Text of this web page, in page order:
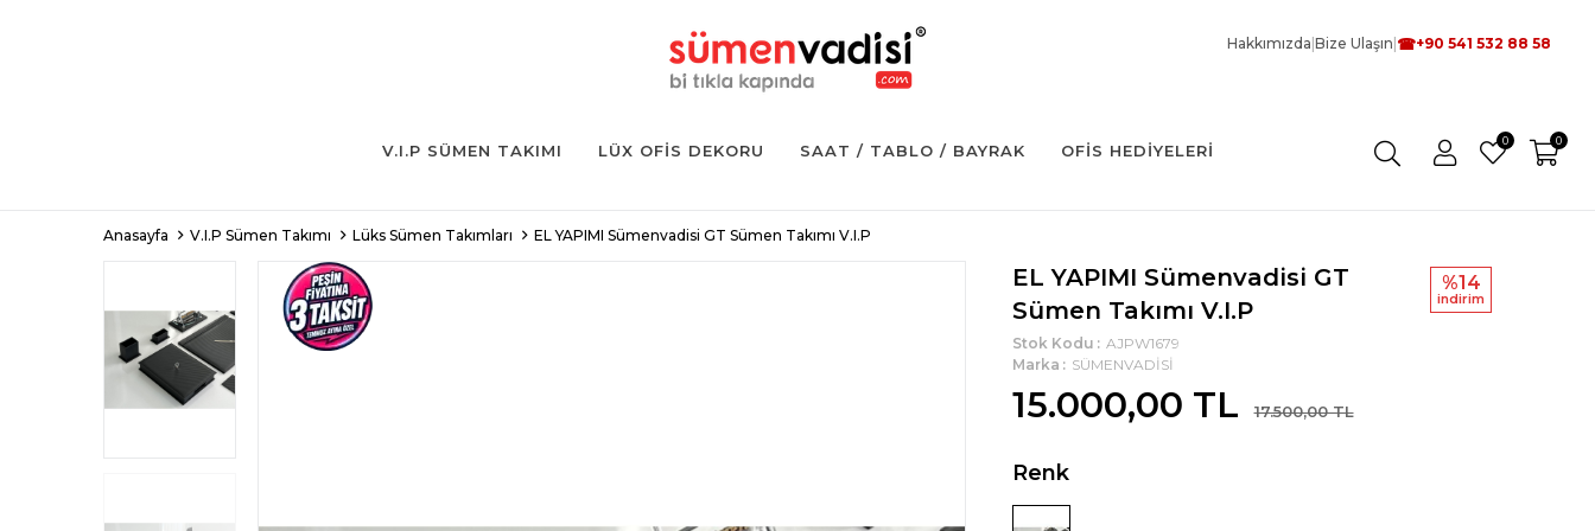
V.I.P SÜMEN TAKIMI LÜX OFIS DEKORU SAAT / TABLO / BAYRAK OFIS HEDIYELERI
0 0
Anasayfa V.I.P Sümen Takımı Lüks Sümen Takımları EL YAPIMI Sümenvadisi GT Sümen Takımı V.I.P
EL YAPIMI Sümenvadisi GT
Sümen Takımı V.I.P
Stok Kodu
AJPW1679
Marka
SÜMENVADİSİ
15.000,00 TL 17.500,00 TL
%14
i̇ndi̇ri̇m
Renk
Hakkımızda Bize Ulaşın ☎+90 541 532 88 58